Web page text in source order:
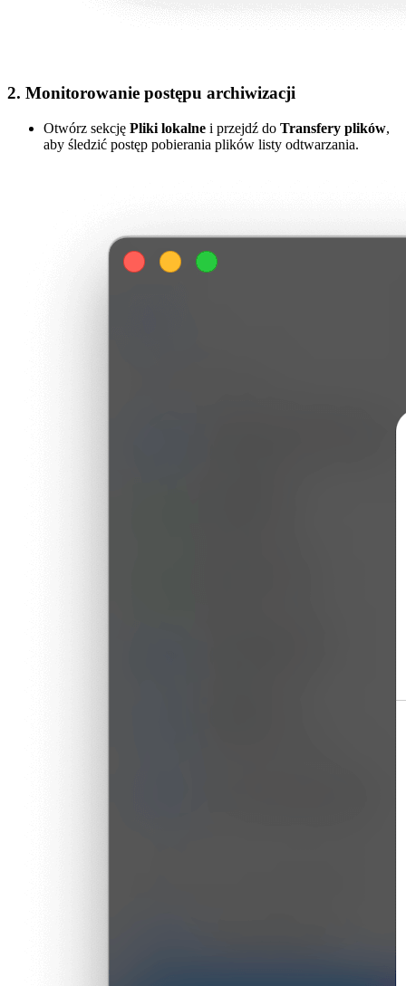
2. Monitorowanie postępu archiwizacji
Otwórz sekcję Pliki lokalne i przejdź do Transfery plików,
aby śledzić postęp pobierania plików listy odtwarzania.